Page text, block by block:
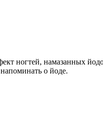
ногтей, намазанных
о йоде.